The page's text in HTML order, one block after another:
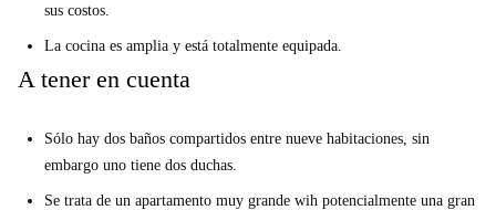
sus costos.
La cocina es amplia y está totalmente equipada.
A tener en cuenta
Sólo hay dos baños compartidos entre nueve habitaciones, sin
embargo uno tiene dos duchas.
Se trata de un apartamento muy grande wih potencialmente una gran